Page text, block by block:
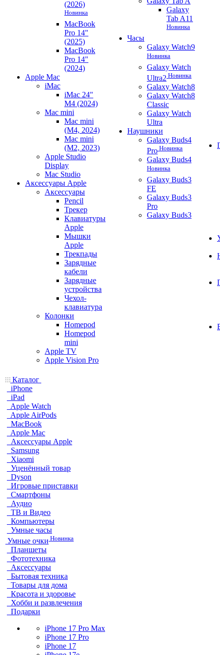
(2026)
Новинка
MacBook
Pro 14"
(2025)
MacBook
Pro 14"
(2024)
Apple Mac
iMac
iMac 24"
M4 (2024)
Mac mini
Mac mini
(M4, 2024)
Mac mini
(M2, 2023)
Apple Studio
Display
Mac Studio
Аксессуары Apple
Аксессуары
Pencil
Трекер
Клавиатуры
Apple
Мышки
Apple
Трекпады
Зарядные
кабели
Зарядные
устройства
Чехол-
клавиатура
Колонки
Homepod
Homepod
mini
Apple TV
Apple Vision Pro
Galaxy
Tab A11
Новинка
Часы
Galaxy Watch9
Новинка
Galaxy Watch
Ultra2 Новинка
Galaxy Watch8
Galaxy Watch8
Classic
Galaxy Watch
Ultra
Наушники
Galaxy Buds4
Pro Новинка
Galaxy Buds4
Новинка
Galaxy Buds3
FE
Galaxy Buds3
Pro
Galaxy Buds3
Каталог
iPhone
iPad
Apple Watch
Apple AirPods
MacBook
Apple Mac
Аксессуары Apple
Samsung
Xiaomi
Уценённый товар
Dyson
Игровые приставки
Смартфоны
Аудио
ТВ и Видео
Компьютеры
Умные часы
Умные очки Новинка
Планшеты
Фототехника
Аксессуары
Бытовая техника
Товары для дома
Красота и здоровье
Хобби и развлечения
Подарки
iPhone 17 Pro Max
iPhone 17 Pro
iPhone 17